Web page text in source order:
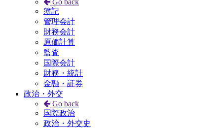
Go back
簿記
管理会計
財務会計
原価計算
監査
国際会計
財務・統計
金融・証券
政治・外交
Go back
国際政治
政治・外交史